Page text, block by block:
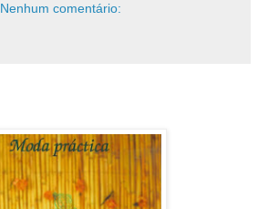
Nenhum comentário: